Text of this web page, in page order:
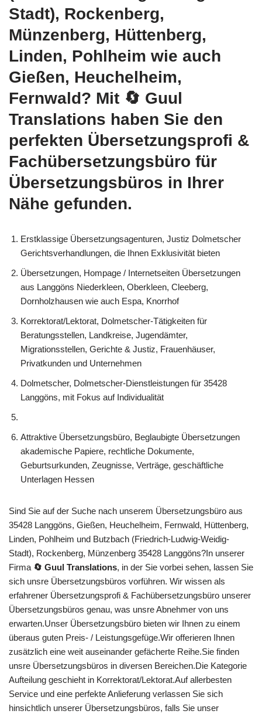
Stadt), Rockenberg,
Münzenberg, Hüttenberg,
Linden, Pohlheim wie auch
Gießen, Heuchelheim,
Fernwald? Mit 🔄 Guul
Translations haben Sie den
perfekten Übersetzungsprofi &
Fachübersetzungsbüro für
Übersetzungsbüros in Ihrer
Nähe gefunden.
Erstklassige Übersetzungsagenturen, Justiz Dolmetscher
Gerichtsverhandlungen, die Ihnen Exklusivität bieten
Übersetzungen, Hompage / Internetseiten Übersetzungen
aus Langgöns Niederkleen, Oberkleen, Cleeberg,
Dornholzhausen wie auch Espa, Knorrhof
Korrektorat/Lektorat, Dolmetscher-Tätigkeiten für
Beratungsstellen, Landkreise, Jugendämter,
Migrationsstellen, Gerichte & Justiz, Frauenhäuser,
Privatkunden und Unternehmen
Dolmetscher, Dolmetscher-Dienstleistungen für 35428
Langgöns, mit Fokus auf Individualität
Attraktive Übersetzungsbüro, Beglaubigte Übersetzungen
akademische Papiere, rechtliche Dokumente,
Geburtsurkunden, Zeugnisse, Verträge, geschäftliche
Unterlagen Hessen
Sind Sie auf der Suche nach unserem Übersetzungsbüro aus
35428 Langgöns, Gießen, Heuchelheim, Fernwald, Hüttenberg,
Linden, Pohlheim und Butzbach (Friedrich-Ludwig-Weidig-
Stadt), Rockenberg, Münzenberg 35428 Langgöns?In unserer
Firma 🔄 Guul Translations, in der Sie vorbei sehen, lassen Sie
sich unsre Übersetzungsbüros vorführen. Wir wissen als
erfahrener Übersetzungsprofi & Fachübersetzungsbüro unserer
Übersetzungsbüros genau, was unsre Abnehmer von uns
erwarten.Unser Übersetzungsbüro bieten wir Ihnen zu einem
überaus guten Preis- / Leistungsgefüge.Wir offerieren Ihnen
zusätzlich eine weit auseinander gefächerte Reihe.Sie finden
unsre Übersetzungsbüros in diversen Bereichen.Die Kategorie
Aufteilung geschieht in Korrektorat/Lektorat.Auf allerbesten
Service und eine perfekte Anlieferung verlassen Sie sich
hinsichtlich unserer Übersetzungsbüros, falls Sie unser